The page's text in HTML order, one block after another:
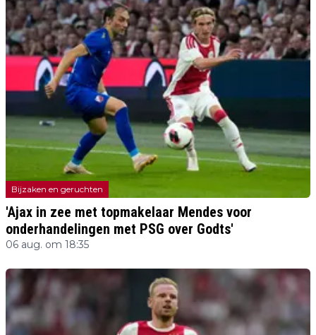
Bijzaken en geruchten
'Ajax in zee met topmakelaar Mendes voor
onderhandelingen met PSG over Godts'
06 aug. om 18:35